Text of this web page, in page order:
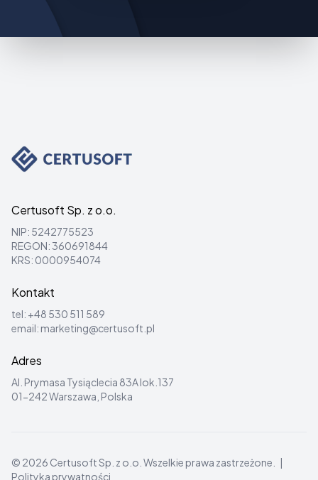
Certusoft Sp. z o.o.
NIP: 5242775523
REGON: 360691844
KRS: 0000954074
Kontakt
tel: +48 530 511 589
email: marketing@certusoft.pl
Adres
Al. Prymasa Tysiąclecia 83A lok.137
01-242 Warszawa, Polska
© 2026 Certusoft Sp. z o.o. Wszelkie prawa zastrzeżone.
|
Polityka prywatności